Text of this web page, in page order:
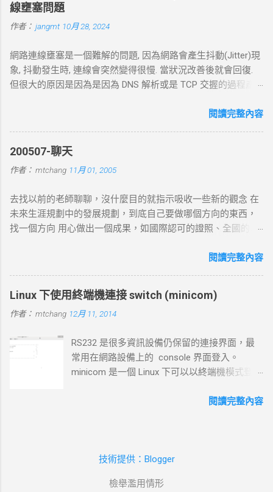
線壅塞問題
作者： jangmt 10月 28, 2024
網路連線壅塞是一個難解的問題, 因為網路會產生抖動(Jitter)現
象, 抖動發生時, 連線會突然變得很慢. 當狀況改善後就會回復.
但很大的原因是因為是因為 DNS 解析或是 TCP 交握的過程產
以下幾個主要步驟： 1. DNS 查詢 目標 ：解析主機名 (如
進行查詢，獲取目標伺服器的 IP 地址。 結果 ：若查詢成功，
返回 IP 地址， curl 將繼續下一步。若查詢失敗， curl 則返回
DNS 錯誤並中止。 2. TCP 三向交握 (Three-Way Handshake) 目
核發送一個 SYN 封包，目標伺服器回應 SYN-ACK ，然後 curl
返回 ACK 完成三向交握，建立起 TCP 連線。 結果 ：若在 --
connect-timeout 設定時間內未完成三向交握，則連線失敗並返
HTTP 請求，根據 URL 設定不同的請求方法（如 GET 、 POST
）。 過程 ： curl 構建 HTTP 請求標頭並附加任何所需的數據
（如表單數據），然後通過已建立的 TCP 連線將請求發送到伺
服器。 結果 ：伺服器接收請求並準備回應，若過程中出現網路
問題，則請求可能中止或失敗。 4. 伺服器處理請求並返回回應
容。 過程 ：伺服器確認請求內容後，由 HTTP 伺服器（如
httpd ）根據需求（例如讀取靜態文件或調用後端服務）生成回
應，並加上適當的 HTTP 狀態碼和標頭。 結果 ：伺服器將回應
服器接收回應數據，並在終端或指定的輸出目標中顯示。 過程
定，則在終端中顯示。...
閱讀完整內容
200507-聊天
作者： mtchang 11月 01, 2005
去找以前的老師聊聊，沒什麼目的就指示吸收一些新的觀念 在
未來生涯規劃中的發展規劃，到底自己要做哪個方向的東西，
找一個方向 用心做出一個成果，如國際認可的證照、全國的比
路。以目前技術而言要就做最大最廣，否則 就做最小最少，避
X-windows上程式的開發： http://www.wxwidgets.org/
http://tavi.debian.org.tw/index.php?page=wxWindows * 使用
Java在嵌入式系統上的開發 當然如果在學習過程中，有好的工
等著我去讀，但好的工作不是常常有的，一定要把握住好的機
閱讀完整內容
Linux 下使用終端機連接 switch (minicom)
作者： mtchang 12月 11, 2014
RS232 是很多資訊設備仍保留的連接界面，最
常用在網路設備上的 console 界面登入。
minicom 是一個 Linux 下可以以終端機模式登入
裝 minicom mtchang@debian:~$ sudo apt-get
號。這裡抓到的是 ttyUSB0 --> /dev/ttyUSB0
/var/log/messages -f Dec 11 09:54:34 debian
閱讀完整內容
技術提供：Blogger
檢舉濫用情形